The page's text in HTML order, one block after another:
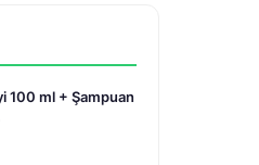
100 ml + Şampuan